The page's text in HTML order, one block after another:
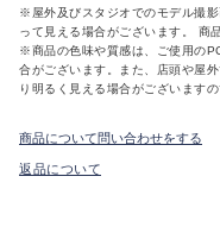
※屋外及びスタジオでのモデル撮
って見える場合がございます。 商
※商品の色味や質感は、ご使用の
合がございます。また、店頭や屋
り明るく見える場合がございます
商品について問い合わせをする
返品について